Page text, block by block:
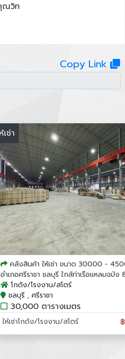
ณวิท
Copy Link
เช่า
คลังสินค้า ให้เช่า ขนาด 30000 -
อำเภอศรีราชา ชลบุรี ใกล้ท่าเรือแหลมฉบัง
โกดัง/โรงงาน/สโตร์
ชลบุรี , ศรีราชา
30,000 ตารางเมตร
ให้เช่าโกดัง/โรงงาน/สโตร์ ฿